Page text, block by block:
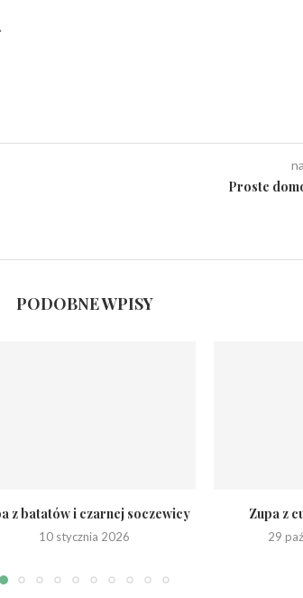
Proste
PODOBNE WPISY
z batatów i czarnej soczewicy
10 stycznia 2026
Zupa z
29